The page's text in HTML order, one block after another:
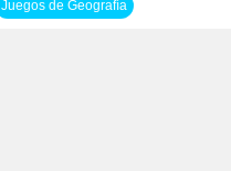
Juegos de Geografía